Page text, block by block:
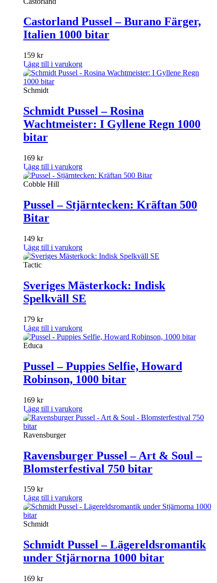
Castorland Pussel – Burano Färger,
Italien 1000 bitar
159 kr
Lägg till i varukorg
Schmidt
Schmidt Pussel – Rosina
Wachtmeister: I Gyllene Regn 1000
bitar
169 kr
Lägg till i varukorg
Cobble Hill
Pussel – Stjärntecken: Kräftan 500
Bitar
149 kr
Lägg till i varukorg
Tactic
Sveriges Mästerkock: Indisk
Spelkväll SE
179 kr
Lägg till i varukorg
Educa
Pussel – Puppies Selfie, Howard
Robinson, 1000 bitar
169 kr
Lägg till i varukorg
Ravensburger
Ravensburger Pussel – Art & Soul –
Blomsterfestival 750 bitar
159 kr
Lägg till i varukorg
Schmidt
Schmidt Pussel – Lägereldsromantik
under Stjärnorna 1000 bitar
169 kr